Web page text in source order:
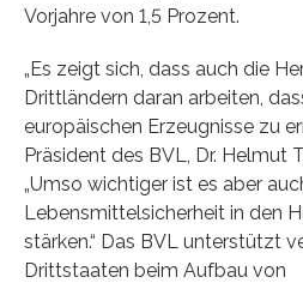
Vorjahre von 1,5 Prozent.
„Es zeigt sich, dass auch die
Drittländern daran arbeiten,
europäischen Erzeugnisse zu
Präsident des BVL, Dr. Helmut
„Umso wichtiger ist es aber
Lebensmittelsicherheit in den
stärken.“ Das BVL unterstützt
Drittstaaten beim Aufbau von